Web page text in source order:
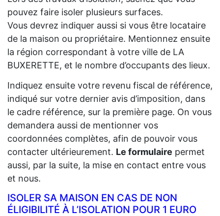
pouvez faire isoler plusieurs surfaces.
Vous devrez indiquer aussi si vous être locataire
de la maison ou propriétaire. Mentionnez ensuite
la région correspondant à votre ville de LA
BUXERETTE, et le nombre d’occupants des lieux.
Indiquez ensuite votre revenu fiscal de référence,
indiqué sur votre dernier avis d’imposition, dans
le cadre référence, sur la première page. On vous
demandera aussi de mentionner vos
coordonnées complètes, afin de pouvoir vous
contacter ultérieurement. Le formulaire permet
aussi, par la suite, la mise en contact entre vous
et nous.
ISOLER SA MAISON EN CAS DE NON
ÉLIGIBILITÉ À L’ISOLATION POUR 1 EURO